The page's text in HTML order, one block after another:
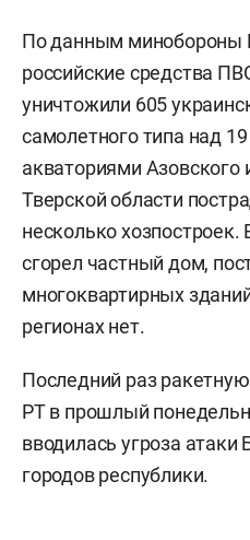
По данным минобороны
российские средства
уничтожили 605
самолетного типа над
акваториями Азовского
Тверской области
несколько хозпостроек.
сгорел частный дом,
многоквартирных
регионах нет.
Последний раз
РТ в прошлый
вводилась угроза
городов республики.